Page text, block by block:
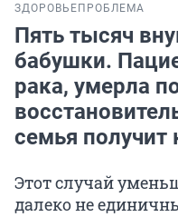
ЗДОРОВЬЕ ПРОБЛЕМА
Пять тысяч
бабушки.
рака, умерла
семья получит
Этот случай
далеко не